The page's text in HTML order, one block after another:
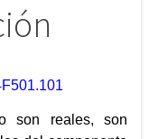
son reales, son